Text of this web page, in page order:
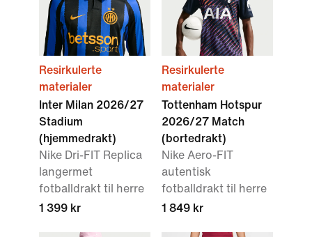
Resirkulerte
materialer
Inter Milan 2026/27
Stadium
(hjemmedrakt)
Nike Dri-FIT Replica
langermet
fotballdrakt til herre
1 399 kr
Resirkulerte
materialer
Tottenham Hotspur
2026/27 Match
(bortedrakt)
Nike Aero-FIT
autentisk
fotballdrakt til herre
1 849 kr